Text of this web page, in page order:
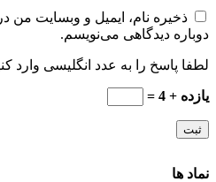
ذخیره نام، ایمیل و وبسایت من
دوباره دیدگاهی می‌نویسم.
لطفا پاسخ را به عدد انگلیسی وارد
یازده + 4 =
نماد ها